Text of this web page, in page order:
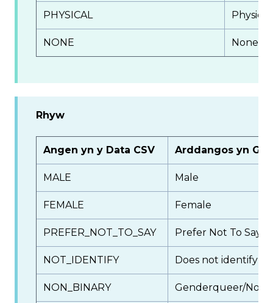
PHYSICAL Physical
NONE None
Rhyw
Angen yn y Data CSV Arddangos yn
MALE Male
FEMALE Female
PREFER_NOT_TO_SAY Prefer Not To Say
NOT_IDENTIFY Does not identify
NON_BINARY Genderqueer/Non